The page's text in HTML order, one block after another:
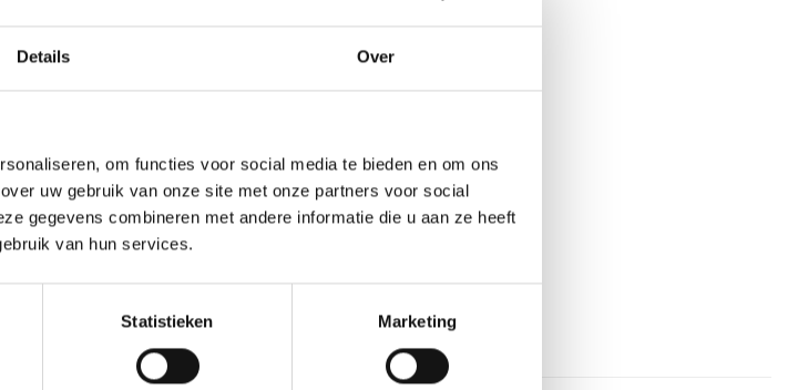
Details Over
om functies voor social media te bieden en om ons
uw gebruik van onze site met onze partners voor social
gegevens combineren met andere informatie die u aan ze heeft
van hun services.
Statistieken Marketing